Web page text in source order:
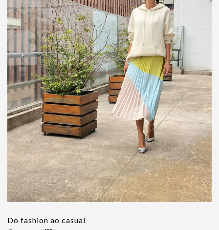
Do fashion ao casual